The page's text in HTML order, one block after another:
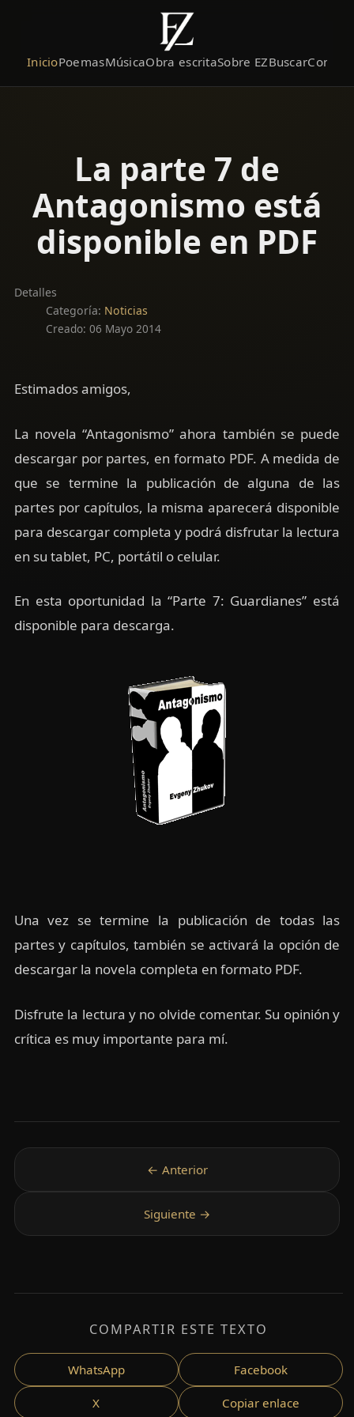
InicioPoemasMúsicaObra escritaSobre EZBuscar
La parte 7 de
Antagonismo está
disponible en PDF
Detalles
Categoría: Noticias
Creado: 06 Mayo 2014
Estimados amigos,
La novela “Antagonismo” ahora también se puede
descargar por partes, en formato PDF. A medida de
que se termine la publicación de alguna de las
partes por capítulos, la misma aparecerá disponible
para descargar completa y podrá disfrutar la lectura
en su tablet, PC, portátil o celular.
En esta oportunidad la “Parte 7: Guardianes” está
disponible para descarga.
Una vez se termine la publicación de todas las
partes y capítulos, también se activará la opción de
descargar la novela completa en formato PDF.
Disfrute la lectura y no olvide comentar. Su opinión y
crítica es muy importante para mí.
COMPARTIR ESTE TEXTO
WhatsApp Facebook
X Copiar enlace